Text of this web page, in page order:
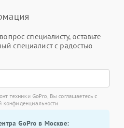
специалисту, оставьте
специалист с радостью
техники GoPro, Вы соглашаетесь с
конфиденциальности
GoPro в Москве: